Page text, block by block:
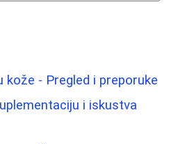
kože - Pregled i preporuke
i iskustva